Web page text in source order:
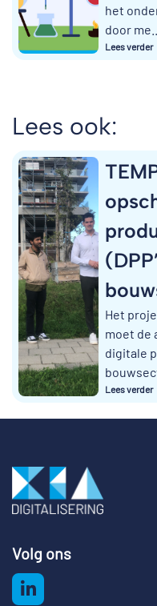
het
door me...
Lees verder
Lees ook:
Het
moet de
digitale
Lees verder
Volg ons